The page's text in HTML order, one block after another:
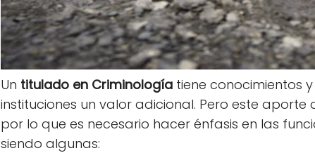
Un titulado en Criminología tiene conocimientos
instituciones un valor adicional. Pero este
por lo que es necesario hacer énfasis en las
siendo algunas: